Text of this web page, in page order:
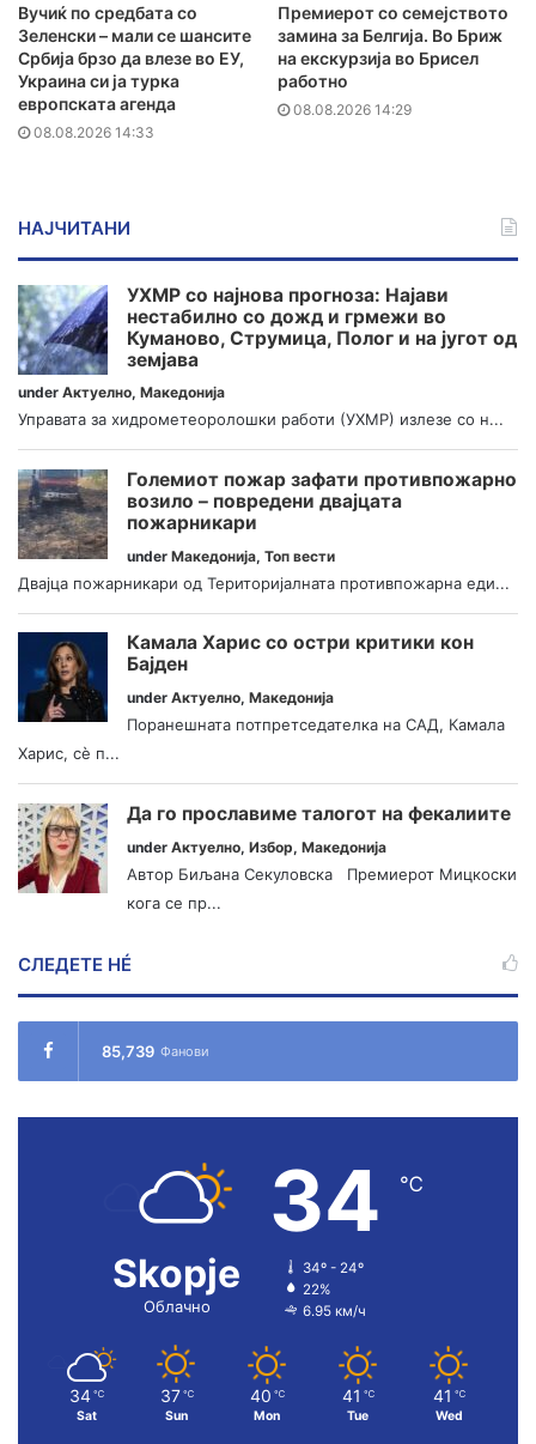
Вучиќ по средбата со
Зеленски – мали се шансите
Србија брзо да влезе во ЕУ,
Украина си ја турка
европската агенда
08.08.2026 14:33
Премиерот со семејството
замина за Белгија. Во Бриж
на екскурзија во Брисел
работно
08.08.2026 14:29
НАЈЧИТАНИ
УХМР со најнова прогноза: Најави
нестабилно со дожд и грмежи во
Куманово, Струмица, Полог и на југот од
земјава
under Актуелно, Македонија
Управата за хидрометеоролошки работи (УХМР) излезе со н...
Големиот пожар зафати противпожарно
возило – повредени двајцата
пожарникари
under Македонија, Топ вести
Двајца пожарникари од Територијалната противпожарна еди...
Камала Харис со остри критики кон
Бајден
under Актуелно, Македонија
Поранешната потпретседателка на САД, Камала
Харис, сè п...
Да го прославиме талогот на фекалиите
under Актуелно, Избор, Македонија
Автор Биљана Секуловска Премиерот Мицкоски
кога се пр...
СЛЕДЕТЕ НÉ
85,739 Фанови
Skopje
Облачно
34 ℃
34º - 24º
22%
6.95 км/ч
34 ℃
Sat
37 ℃
Sun
40 ℃
Mon
41 ℃
Tue
41 ℃
Wed